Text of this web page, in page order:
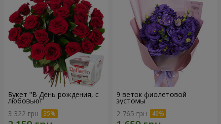
Букет "В День рождения, с
любовью!"
3 322 грн
9 веток фиолетовой
эустомы
2 765 грн